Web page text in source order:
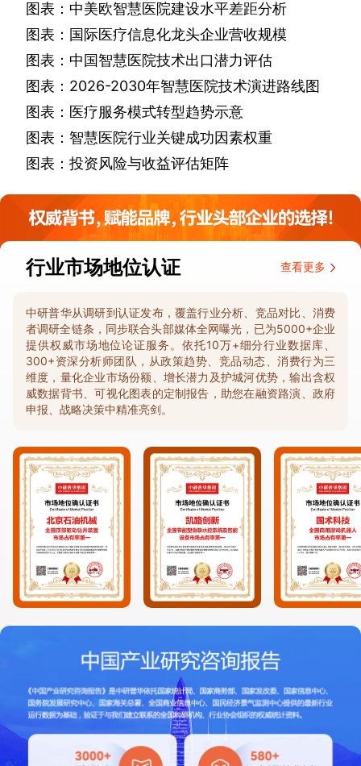
图表：中美欧智慧医院建设水平差距分析
图表：国际医疗信息化龙头企业营收规模
图表：中国智慧医院技术出口潜力评估
图表： 2026-2030年智慧医院技术演进路线图
图表：医疗服务模式转型趋势示意
图表：智慧医院行业关键成功因素权重
图表：投资风险与收益评估矩阵
行业市场地位认证 查看更多
中研普华从调研到认证发布，覆盖行业分析、竞品对比、消费
者调研全链条，同步联合头部媒体全网曝光，已为5000+企业
提供权威市场地位论证服务。依托10万+细分行业数据库、
300+资深分析师团队，从政策趋势、竞品动态、消费行为三
维度，量化企业市场份额、增长潜力及护城河优势，输出含权
威数据背书、可视化图表的定制报告，助您在融资路演、政府
申报、战略决策中精准亮剑。